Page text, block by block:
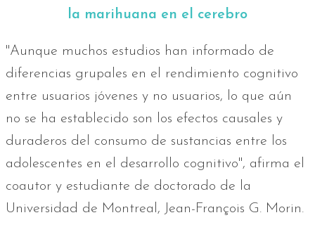
la marihuana en el cerebro
"Aunque muchos estudios han informado de
diferencias grupales en el rendimiento cognitivo
entre usuarios jóvenes y no usuarios, lo que aún
no se ha establecido son los efectos causales y
duraderos del consumo de sustancias entre los
adolescentes en el desarrollo cognitivo", afirma el
coautor y estudiante de doctorado de la
Universidad de Montreal, Jean-François G. Morin.